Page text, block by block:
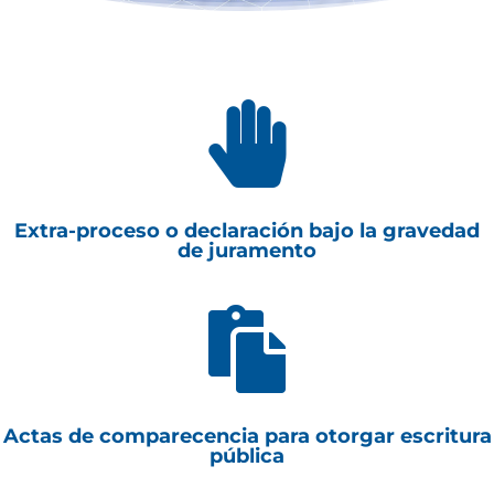

Extra-proceso o declaración bajo la gravedad
de juramento

Actas de comparecencia para otorgar escritura
pública